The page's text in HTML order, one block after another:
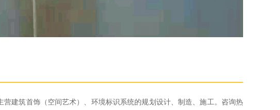
建筑首饰（空间艺术）、环境标识系统的规划设计、制造、施工。咨询热